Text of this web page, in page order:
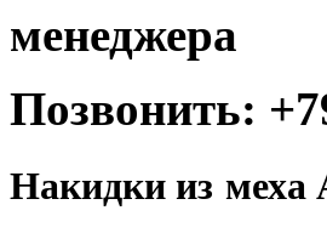
менеджера
Позвонить:
Накидки из меха